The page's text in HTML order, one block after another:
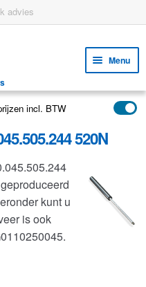
advies
Menu
incl. BTW
520N
kunt u
is ook